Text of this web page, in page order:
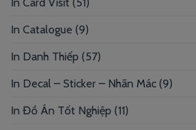
In Card Visit (51)
In Catalogue (9)
In Danh Thiếp (57)
In Decal – Sticker – Nhãn Mác (9)
In Đồ Án Tốt Nghiệp (11)